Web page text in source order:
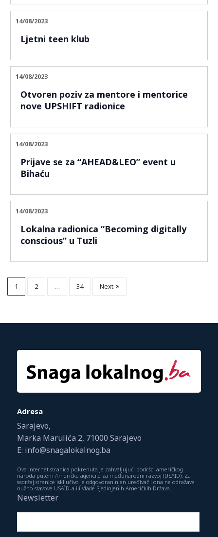
14/08/2023
Ljetni teen klub
14/08/2023
Otvoren poziv za mentore i mentorice
nove UPSHIFT radionice
14/08/2023
Prijave se za “AHEAD&LEO” event u
Bihaću
14/08/2023
Lokalna radionica “Becoming digitally
conscious” u Tuzli
1 2 … 34 Next
Adresa
Sarajevo,
Marka Marulića 2, 71000 Sarajevo
E: info@snagalokalnog.ba
Ova internet stranica pokrenuta je zahvaljujući podršci američkog
naroda putem Američke agencije za međunarodni razvoj (USAID). Za
sadržaj stranice isključivo je odgovoran njen uređivač i ona ne odražava
nužno stavove USAID-a ili Vlade Sjedinjenih Američkih Država.
Newsletter